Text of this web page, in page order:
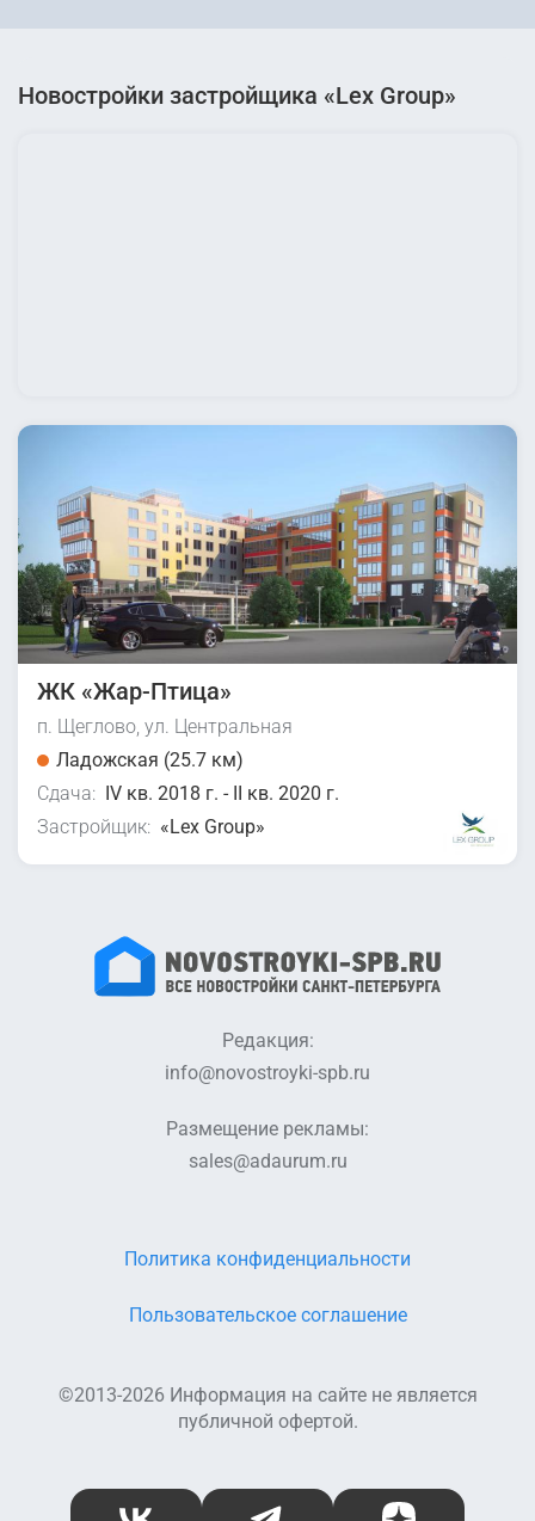
Новостройки застройщика «Lex Group»
ЖК «Жар-Птица»
п. Щеглово, ул. Центральная
Ладожская (25.7 км)
Сдача: IV кв. 2018 г. - II кв. 2020 г.
Застройщик: «Lex Group»
Редакция:
info@novostroyki-spb.ru
Размещение рекламы:
sales@adaurum.ru
©2013-2026 Информация на сайте не является
публичной офертой.
Пользовательское соглашение
Политика конфиденциальности